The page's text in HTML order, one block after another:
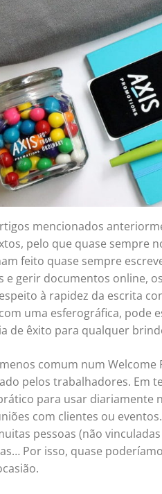
mencionados
pelo que quase sempre
feito quase sempre
e gerir documentos online,
à rapidez da escrita
uma esferográfica, pode
de êxito para qualquer
comum num
pelos trabalhadores. Em
para usar diariamente
com clientes ou
pessoas (não
Por isso, quase